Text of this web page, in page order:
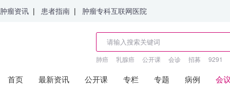
肿瘤资讯 | 患者指南 | 肿瘤专科互联网医院
肺癌 乳腺癌 公开课 会诊 招募 9291
首页 最新资讯 公开课 专栏 专题 病例 会